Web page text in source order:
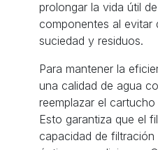
prolongar la vida útil
componentes al
suciedad y residuos.
Para mantener la
una calidad de agua
reemplazar el
Esto garantiza que el
capacidad de